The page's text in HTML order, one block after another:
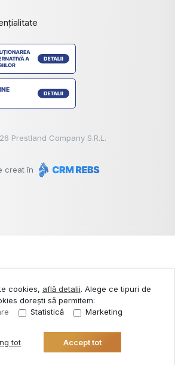
Prestland Company S.R.L.
creat în
cookies, află detalii. Alege ce tipuri de
dorești să permitem:
Statistică Marketing
tot Accept tot